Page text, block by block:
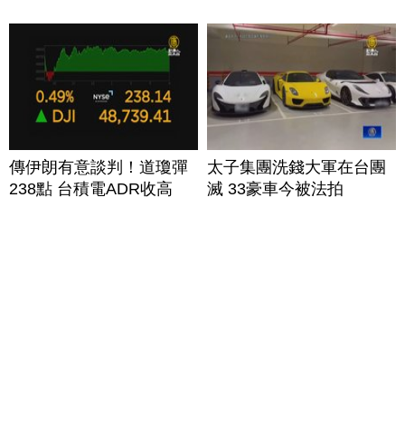
傳伊朗有意談判！道瓊彈
238點 台積電ADR收高
太子集團洗錢大軍在台團
滅 33豪車今被法拍